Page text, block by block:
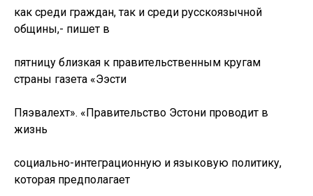
как среди граждан, так и среди русскоязычной
общины,- пишет в
пятницу близкая к правительственным кругам
страны газета «Ээсти
Пяэвалехт». «Правительство Эстони проводит в
жизнь
социально-интеграционную и языковую политику,
которая предполагает